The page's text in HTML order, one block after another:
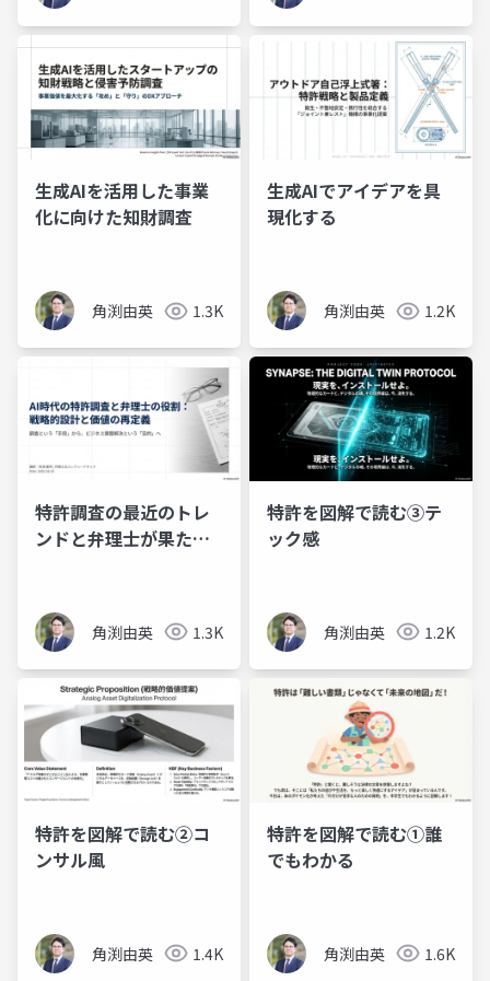
生成AIを活用した事業
化に向けた知財調査
角渕由英 1.3K
生成AIでアイデアを具
現化する
角渕由英 1.2K
特許調査の最近のトレ
ンドと弁理士が果たす
角渕由英 1.3K
特許を図解で読む③テ
ック感
角渕由英 1.2K
特許を図解で読む②コ
ンサル風
角渕由英 1.4K
特許を図解で読む①誰
でもわかる
角渕由英 1.6K